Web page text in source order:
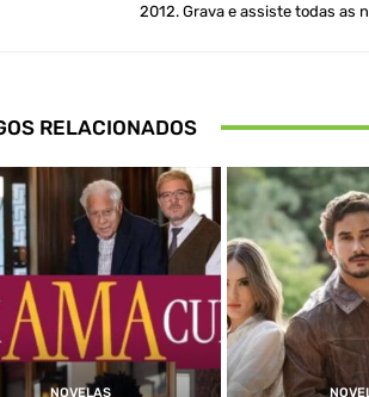
2012. Grava e assiste todas as
RELACIONADOS
NOVELAS